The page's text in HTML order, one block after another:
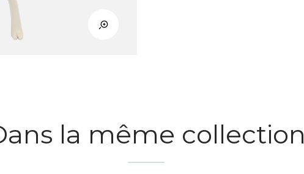
la même collection